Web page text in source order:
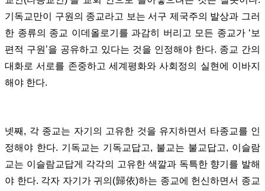
기독교만이 구원의 종교라고 보는 서구 제국주의 발상과 그러
한 종류의 종교 이데올로기를 과감히 버리고 모든 종교가 ‘보
편적 구원’을 공유하고 있다는 것을 인정해야 한다. 종교 간의
대화로 서로를 존중하고 세계평화와 사회정의 실현에 이바지
해야 한다.
넷째, 각 종교는 자기의 고유한 것을 유지하면서 타종교를 인
정해야 한다. 기독교는 기독교답고, 불교는 불교답고, 이슬람
교는 이슬람교답게 각각의 고유한 색깔과 독특한 향기를 발해
야 한다. 각자 자기가 귀의(歸依)하는 종교에 헌신하면서 종교